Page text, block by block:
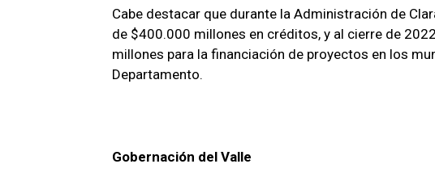
Cabe destacar que durante la Administración de
de $400.000 millones en créditos, y al cierre de
millones para la financiación de proyectos en los
Departamento.
Gobernación del Valle